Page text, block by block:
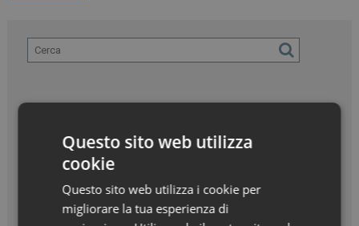
Questo sito web utilizza
cookie
Questo sito web utilizza i cookie per
migliorare la tua esperienza di